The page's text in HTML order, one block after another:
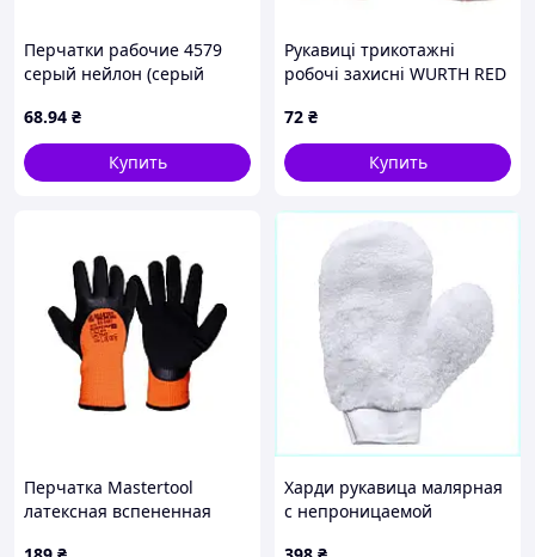
Перчатки рабочие 4579
серый нейлон (серый
10р. ТМ DOLONI
68.94 ₴
Купить
Рукавиці трикотажні
робочі захисні WURTH RED
покриття нітрилове
72 ₴
Купить
Перчатка Mastertool
латексная вспененная
Харди рукавица малярная
с непроницаемой